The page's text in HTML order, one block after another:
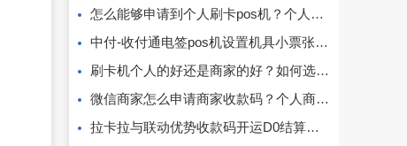
怎么能够申请到个人刷卡pos机？个人出具哪些资料？
中付-收付通电签pos机设置机具小票张数方法
刷卡机个人的好还是商家的好？如何选择？
微信商家怎么申请商家收款码？个人商家收款码怎么办理？
拉卡拉与联动优势收款码开运D0结算的条件与操作流程